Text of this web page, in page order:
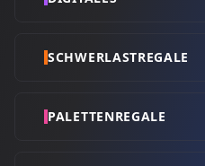
SCHWERLASTREGALE
PALETTENREGALE